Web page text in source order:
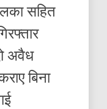
सहित
अवैध
बिना